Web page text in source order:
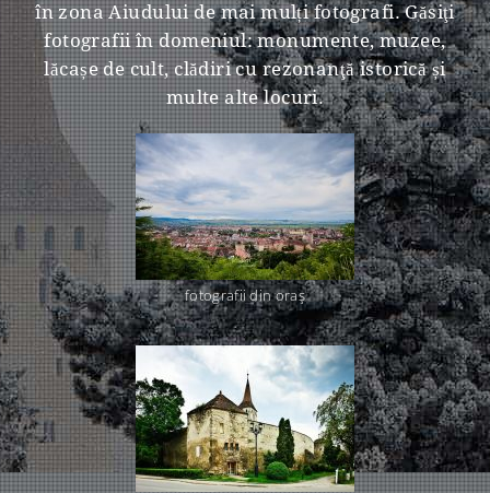
în zona Aiudului de mai mulți fotografi. Găsiţi
fotografii în domeniul: monumente, muzee,
lăcașe de cult, clădiri cu rezonanţă istorică și
multe alte locuri.
fotografii din oraş